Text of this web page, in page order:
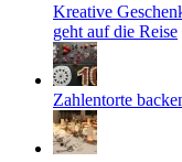
Kreative
geht auf die Reise
Zahlentorte